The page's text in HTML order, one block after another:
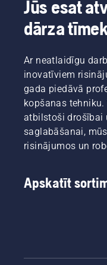
Jūs esat
dārza
Ar neatlaidīgu
inovatīviem
gada piedāvā
kopšanas
atbilstoši drošībai
saglabāšanai,
risinājumos un
Apskatīt